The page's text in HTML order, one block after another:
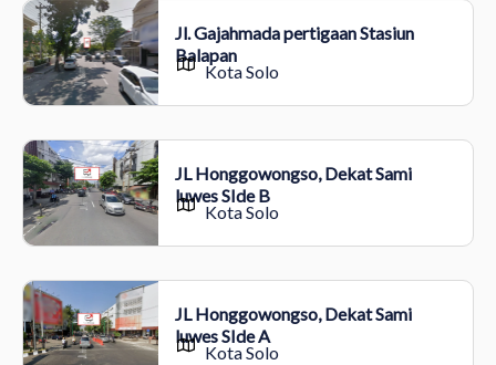
Jl. Gajahmada pertigaan Stasiun
Balapan
Kota Solo
JL Honggowongso, Dekat Sami
luwes SIde B
Kota Solo
JL Honggowongso, Dekat Sami
luwes SIde A
Kota Solo